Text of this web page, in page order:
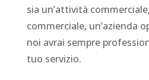
sia un’attività
commerciale, un’azienda
noi avrai sempre
tuo servizio.